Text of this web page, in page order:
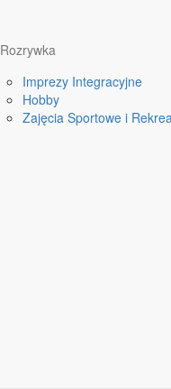
Rozrywka
Imprezy Integracyjne
Hobby
Zajęcia Sportowe i